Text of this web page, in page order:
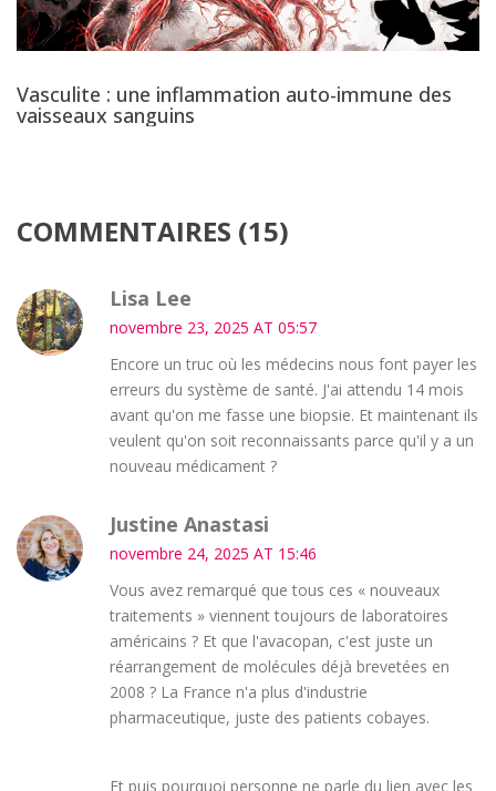
Vasculite : une inflammation auto-immune des
vaisseaux sanguins
COMMENTAIRES (15)
Lisa Lee
novembre 23, 2025 AT 05:57
Encore un truc où les médecins nous font payer les
erreurs du système de santé. J'ai attendu 14 mois
avant qu'on me fasse une biopsie. Et maintenant ils
veulent qu'on soit reconnaissants parce qu'il y a un
nouveau médicament ?
Justine Anastasi
novembre 24, 2025 AT 15:46
Vous avez remarqué que tous ces « nouveaux
traitements » viennent toujours de laboratoires
américains ? Et que l'avacopan, c'est juste un
réarrangement de molécules déjà brevetées en
2008 ? La France n'a plus d'industrie
pharmaceutique, juste des patients cobayes.
Et puis pourquoi personne ne parle du lien avec les